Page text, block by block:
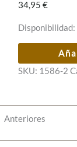
34,95€
Disponibilidad:
cab.
Byron
rfid
cantidad
SKU: 1586-2
Anteriores